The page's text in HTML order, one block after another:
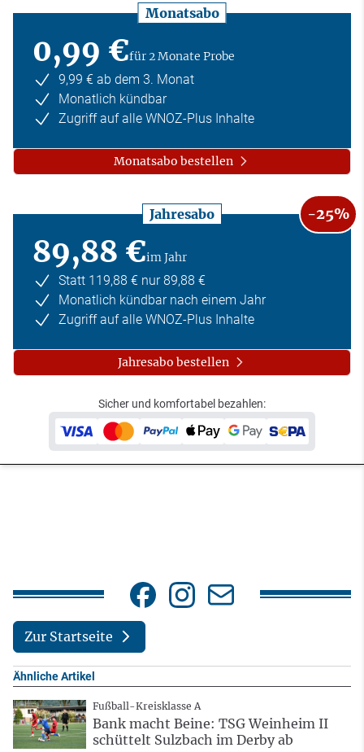
Monatsabo
0,99 €für 2 Monate Probe
9,99 € ab dem 3. Monat
Monatlich kündbar
Zugriff auf alle WNOZ-Plus Inhalte
Monatsabo bestellen
Jahresabo -25%
89,88 €im Jahr
Statt 119,88 € nur 89,88 €
Monatlich kündbar nach einem Jahr
Zugriff auf alle WNOZ-Plus Inhalte
Jahresabo bestellen
Sicher und komfortabel bezahlen:
Zur Startseite
Ähnliche Artikel
Fußball-Kreisklasse A
Bank macht Beine: TSG Weinheim II
schüttelt Sulzbach im Derby ab